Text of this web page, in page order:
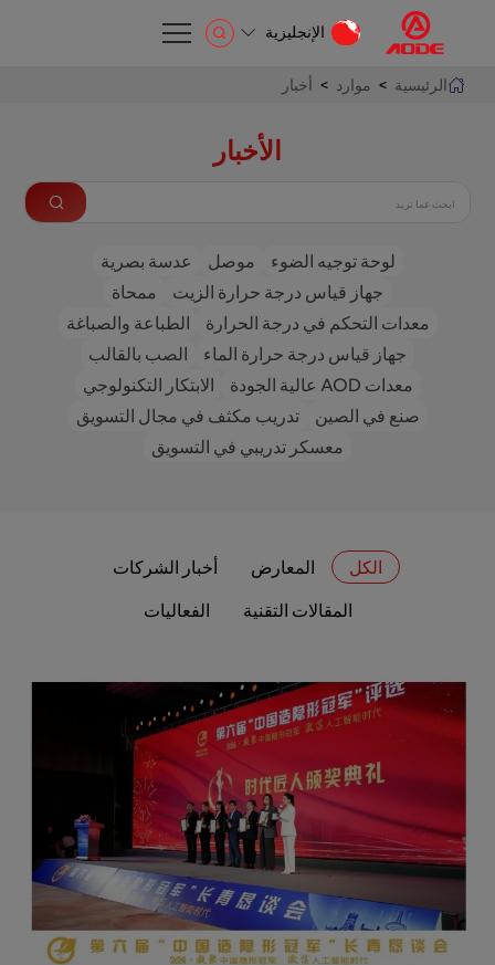
الإنجليزية
الإنجليزية
الرئيسية > موارد > أخبار
الأخبار
لوحة توجيه الضوء موصل
عدسة بصرية
جهاز قياس درجة حرارة الزيت
ممحاة
معدات التحكم في درجة الحرارة
الطباعة والصباغة
جهاز قياس درجة حرارة الماء
الصب بالقالب
معدات AOD عالية الجودة
الابتكار التكنولوجي
صنع في الصين
تدريب مكثف في مجال التسويق
معسكر تدريبي في التسويق
الكل المعارض
أخبار الشركات
المقالات التقنية
الفعاليات